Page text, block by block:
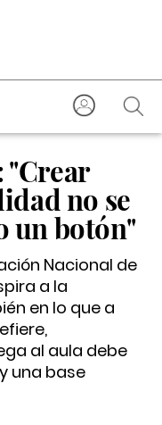
"Crear
no se
un botón"
Nacional de
a la
en lo que a
al aula debe
una base